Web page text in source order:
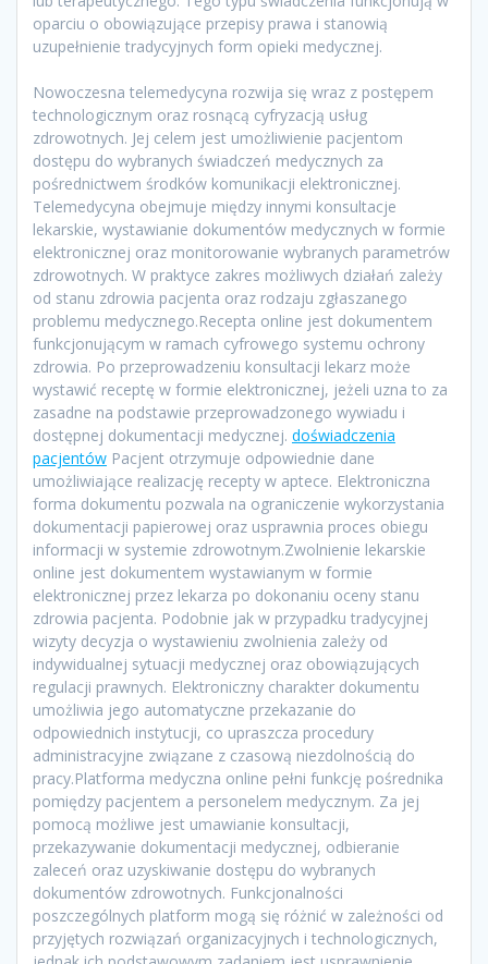
oparciu o obowiązujące przepisy prawa i stanowią
uzupełnienie tradycyjnych form opieki medycznej.
Nowoczesna telemedycyna rozwija się wraz z postępem
technologicznym oraz rosnącą cyfryzacją usług
zdrowotnych. Jej celem jest umożliwienie pacjentom
dostępu do wybranych świadczeń medycznych za
pośrednictwem środków komunikacji elektronicznej.
Telemedycyna obejmuje między innymi konsultacje
lekarskie, wystawianie dokumentów medycznych w formie
elektronicznej oraz monitorowanie wybranych parametrów
zdrowotnych. W praktyce zakres możliwych działań zależy
od stanu zdrowia pacjenta oraz rodzaju zgłaszanego
problemu medycznego.Recepta online jest dokumentem
funkcjonującym w ramach cyfrowego systemu ochrony
zdrowia. Po przeprowadzeniu konsultacji lekarz może
wystawić receptę w formie elektronicznej, jeżeli uzna to za
zasadne na podstawie przeprowadzonego wywiadu i
dostępnej dokumentacji medycznej. doświadczenia
pacjentów Pacjent otrzymuje odpowiednie dane
umożliwiające realizację recepty w aptece. Elektroniczna
forma dokumentu pozwala na ograniczenie wykorzystania
dokumentacji papierowej oraz usprawnia proces obiegu
informacji w systemie zdrowotnym.Zwolnienie lekarskie
online jest dokumentem wystawianym w formie
elektronicznej przez lekarza po dokonaniu oceny stanu
zdrowia pacjenta. Podobnie jak w przypadku tradycyjnej
wizyty decyzja o wystawieniu zwolnienia zależy od
indywidualnej sytuacji medycznej oraz obowiązujących
regulacji prawnych. Elektroniczny charakter dokumentu
umożliwia jego automatyczne przekazanie do
odpowiednich instytucji, co upraszcza procedury
administracyjne związane z czasową niezdolnością do
pracy.Platforma medyczna online pełni funkcję pośrednika
pomiędzy pacjentem a personelem medycznym. Za jej
pomocą możliwe jest umawianie konsultacji,
przekazywanie dokumentacji medycznej, odbieranie
zaleceń oraz uzyskiwanie dostępu do wybranych
dokumentów zdrowotnych. Funkcjonalności
poszczególnych platform mogą się różnić w zależności od
przyjętych rozwiązań organizacyjnych i technologicznych,